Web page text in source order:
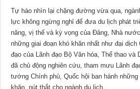
Tự hào nhìn lại chặng đường vừa qua,
lực không ngừng nghỉ để đưa du lịch phát
năng, vị thế và kỳ vọng của Đảng, Nhà
những giai đoạn khó khăn nhất như đại
đạo của Lãnh đạo Bộ Văn hóa, Thể thao và
đã chủ động nghiên cứu, tham mưu Lãnh
tướng Chính phủ, Quốc hội ban hành
khăn, nút thắt cho ngành du lịch.